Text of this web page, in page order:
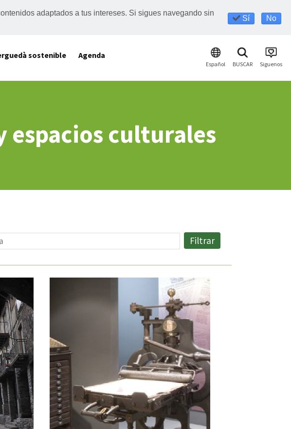
Sí No
adaptados a tus intereses. Si sigues navegando sin
Español BUSCAR Siguenos
sostenible Agenda
culturales